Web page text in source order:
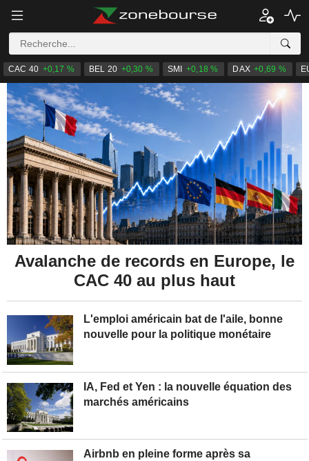
CAC 40 +0,17 % BEL 20 +0,30 % SMI +0,18 % DAX +0,69 %
L'emploi américain bat de l'aile, bonne
nouvelle pour la politique monétaire
IA, Fed et Yen : la nouvelle équation des
marchés américains
Avalanche de records en Europe, le
CAC 40 au plus haut
Airbnb en pleine forme après sa